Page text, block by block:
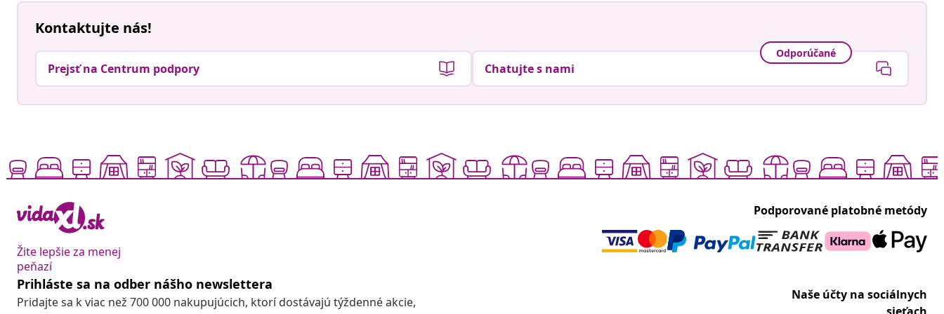
Kontaktujte nás!
Prejsť na Centrum podpory
Odporúčané
Chatujte s nami
Žite lepšie za menej
peňazí
Podporované platobné metódy
Prihláste sa na odber nášho newslettera
Pridajte sa k viac než 700 000 nakupujúcich, ktorí dostávajú týždenné akcie,
Naše účty na sociálnych